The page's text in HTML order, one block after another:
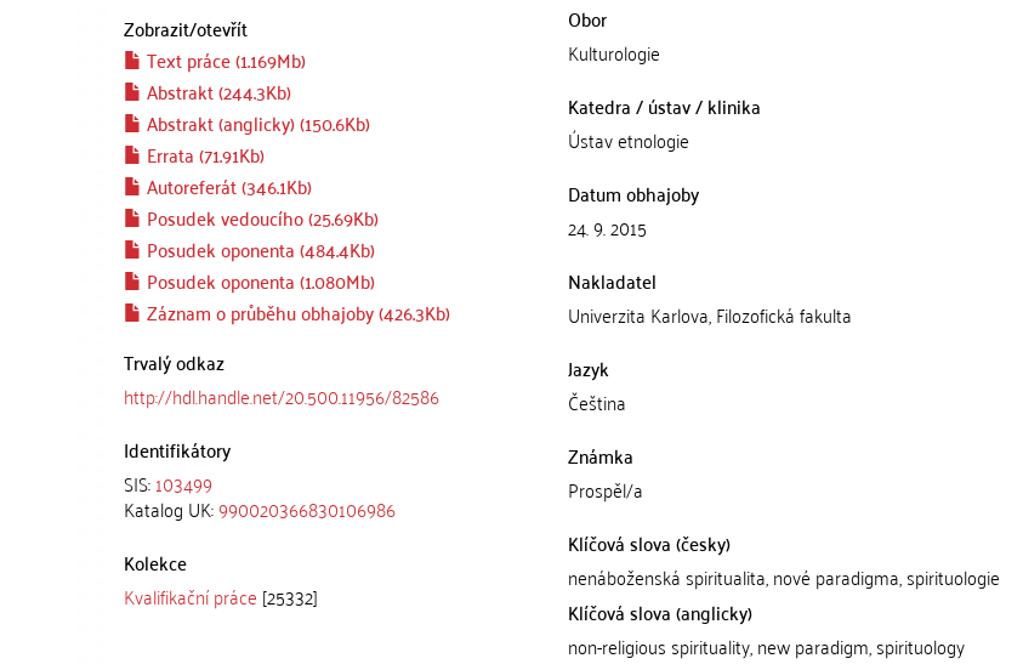
Zobrazit/otevřít
Text práce (1.169Mb)
Abstrakt (244.3Kb)
Abstrakt (anglicky) (150.6Kb)
Errata (71.91Kb)
Autoreferát (346.1Kb)
Posudek vedoucího (25.69Kb)
Posudek oponenta (484.4Kb)
Posudek oponenta (1.080Mb)
Záznam o průběhu obhajoby (426.3Kb)
Trvalý odkaz
http://hdl.handle.net/20.500.11956/82586
Identifikátory
SIS:103499
Katalog UK:990020366830106986
Kolekce
Kvalifikační práce [25332]
Obor
Kulturologie
Katedra / ústav / klinika
Ústav etnologie
Datum obhajoby
24. 9. 2015
Nakladatel
Univerzita Karlova, Filozofická fakulta
Jazyk
Čeština
Známka
Prospěl/a
Klíčová slova (česky)
nenáboženská spiritualita, nové paradigma, spirituologie
Klíčová slova (anglicky)
non-religious spirituality, new paradigm, spirituology